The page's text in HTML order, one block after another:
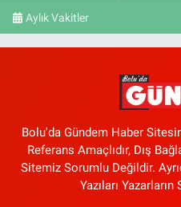
Aylık Vakitler
Bolu'da Gündem Haber
Referans Amaçlıdır, Dış
Sitemiz Sorumlu Değildir.
Yazıları